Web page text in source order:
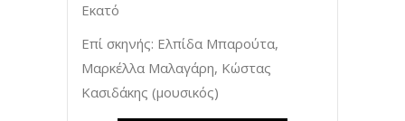
Εκατό
Επί σκηνής: Ελπίδα Μπαρούτα,
Μαρκέλλα Μαλαγάρη, Κώστας
Κασιδάκης (μουσικός)